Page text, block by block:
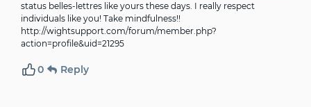
status belles-lettres like yours these days. I really respect
individuals like you! Take mindfulness!!
http://wightsupport.com/forum/member.php?
action=profile&uid=21295
0 Reply